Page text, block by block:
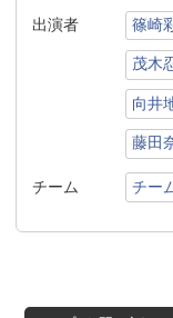
出演者 篠崎
茂木
向井
藤田
チーム チー